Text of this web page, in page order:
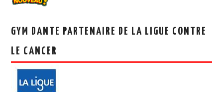
GYM DANTE PARTENAIRE DE LA LIGUE CONTRE
LE CANCER